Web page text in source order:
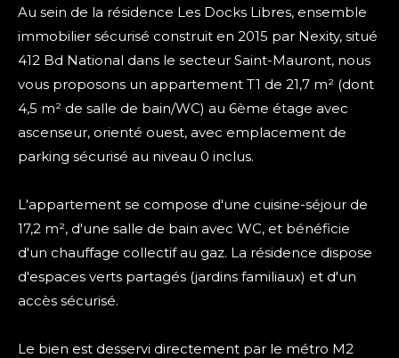
Au sein de la résidence Les Docks Libres, ensemble
immobilier sécurisé construit en 2015 par Nexity, situé
412 Bd National dans le secteur Saint-Mauront, nous
vous proposons un appartement T1 de 21,7 m² (dont
4,5 m² de salle de bain/WC) au 6ème étage avec
ascenseur, orienté ouest, avec emplacement de
parking sécurisé au niveau 0 inclus.
L'appartement se compose d'une cuisine-séjour de
17,2 m², d'une salle de bain avec WC, et bénéficie
d'un chauffage collectif au gaz. La résidence dispose
d'espaces verts partagés (jardins familiaux) et d'un
accès sécurisé.
Le bien est desservi directement par le métro M2